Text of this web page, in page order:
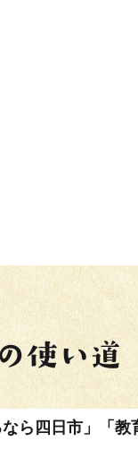
ら四日市」「教